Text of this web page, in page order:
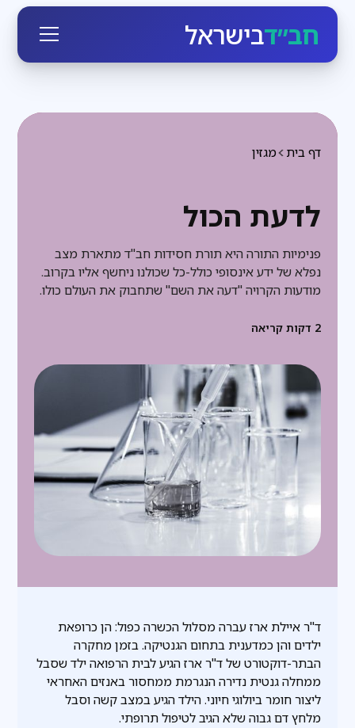
חב״דבישראל
מגזין דף בית
לדעת הכול
פנימיות התורה היא תורת חסידות חב"ד מתארת מצב
נפלא של ידע אינסופי כולל-כל שכולנו ניחשף אליו בקרוב.
מודעות הקרויה "דעה את השם" שתחבוק את העולם כולו.
2 דקות קריאה
ד"ר איילת ארז עברה מסלול הכשרה כפול: הן כרופאת
ילדים והן כמדענית בתחום הגנטיקה. בזמן מחקרה
הבתר-דוקטורט של ד"ר ארז הגיע לבית הרפואה ילד שסבל
ממחלה גנטית נדירה הנגרמת ממחסור באנזים האחראי
ליצור חומר ביולוגי חיוני. הילד הגיע במצב קשה וסבל
מלחץ דם גבוה שלא הגיב לטיפול תרופתי.